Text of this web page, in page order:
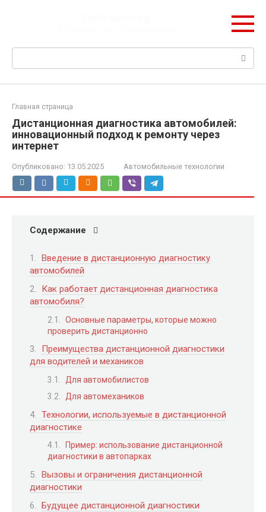
Поиск:
Главная страница
Дистанционная диагностика автомобилей:
инновационный подход к ремонту через
интернет
Опубликовано: 13.05.2025 Автомобильные технологии
Содержание
Введение в дистанционную диагностику
автомобилей
Как работает дистанционная диагностика
автомобиля?
Основные параметры, которые можно
проверить дистанционно
Преимущества дистанционной диагностики
для водителей и механиков
Для автомобилистов
Для автомехаников
Технологии, используемые в дистанционной
диагностике
Пример: использование дистанционной
диагностики в автопарках
Вызовы и ограничения дистанционной
диагностики
Будущее дистанционной диагностики